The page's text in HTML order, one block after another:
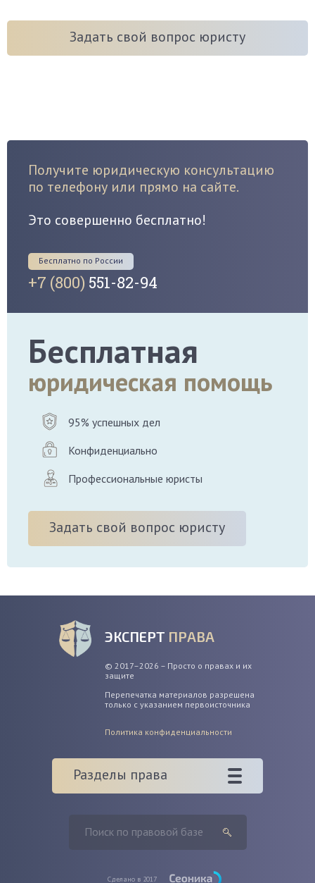
Задать свой вопрос юристу
Получите юридическую консультацию
по телефону или прямо на сайте.
Это совершенно бесплатно!
Бесплатно по России
+7 (800) 551-82-94
Бесплатная
юридическая помощь
95% успешных дел
Конфиденциально
Профессиональные юристы
Задать свой вопрос юристу
ЭКСПЕРТ ПРАВА
© 2017–2026 – Просто о правах и их
защите
Перепечатка материалов разрешена
только с указанием первоисточника
Политика конфиденциальности
Разделы права
Сделано в 2017